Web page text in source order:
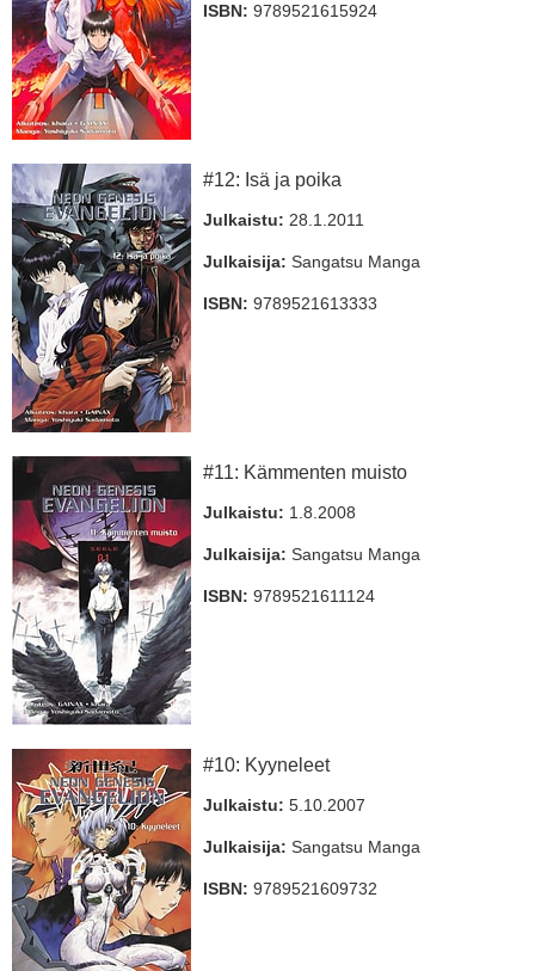
ISBN: 9789521615924
#12: Isä ja poika
Julkaistu: 28.1.2011
Julkaisija: Sangatsu Manga
ISBN: 9789521613333
#11: Kämmenten muisto
Julkaistu: 1.8.2008
Julkaisija: Sangatsu Manga
ISBN: 9789521611124
#10: Kyyneleet
Julkaistu: 5.10.2007
Julkaisija: Sangatsu Manga
ISBN: 9789521609732